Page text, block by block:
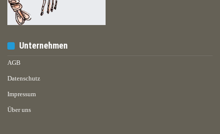
Unternehmen
AGB
Datenschutz
Impressum
Über uns